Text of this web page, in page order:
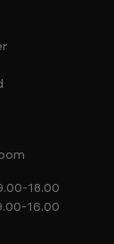
18.00
16.00